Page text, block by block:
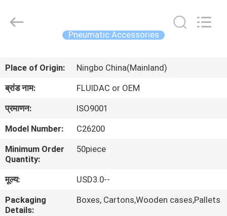
उत्पादों
हमारे
में
AUTOMATIC
CONTROL
Pneumatic Accessories
Place of Origin:
Ningbo China(Mainland)
ब्रांड नाम:
FLUIDAC or OEM
प्रमाणन:
ISO9001
Model Number:
C26200
Minimum Order
Quantity:
50piece
मूल्य:
USD3.0--
Packaging
Details:
Boxes, Cartons,Wooden cases,Pallets